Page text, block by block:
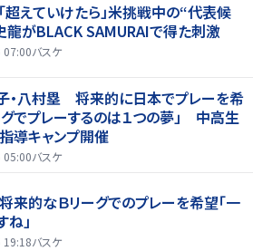
超えていけたら」米挑戦中の“代表候
龍がBLACK SAMURAIで得た刺激
バスケ
・八村塁 将来的に日本でプレーを希
グでプレーするのは１つの夢」 中高生
導キャンプ開催
バスケ
来的なＢリーグでのプレーを希望「一
ね」
バスケ